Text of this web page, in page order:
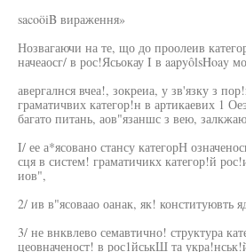
sacoöiB вираження»
Нозвагаючи на те, що до проолеив
начеаосг/ в рос!Ясьокау I в aapyôlsHoay
авергалнся вчеа!, зокреиа, у зв'язку з
граматичвих категор!н в артикаевих 1
багато питань, аов"язаншс з вею,
I/ ее а*ясовано стансу категорН
сця в систем! граматичикх категор!й
иов",
2/ ив в"ясоваао оанак, як! конституювть
3/ не внквлево семавтично! структура
цеовначеност! в рос1йськШ та